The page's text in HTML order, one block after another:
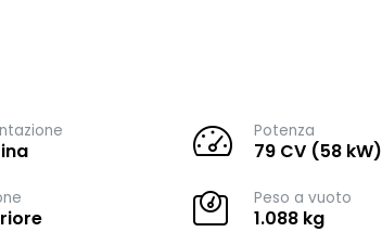
Potenza
79 CV (58 kW)
Peso a vuoto
1.088 kg